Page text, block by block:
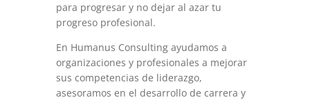
para progresar y no dejar al azar tu
progreso profesional.
En Humanus Consulting ayudamos a
organizaciones y profesionales a mejorar
sus competencias de liderazgo,
asesoramos en el desarrollo de carrera y